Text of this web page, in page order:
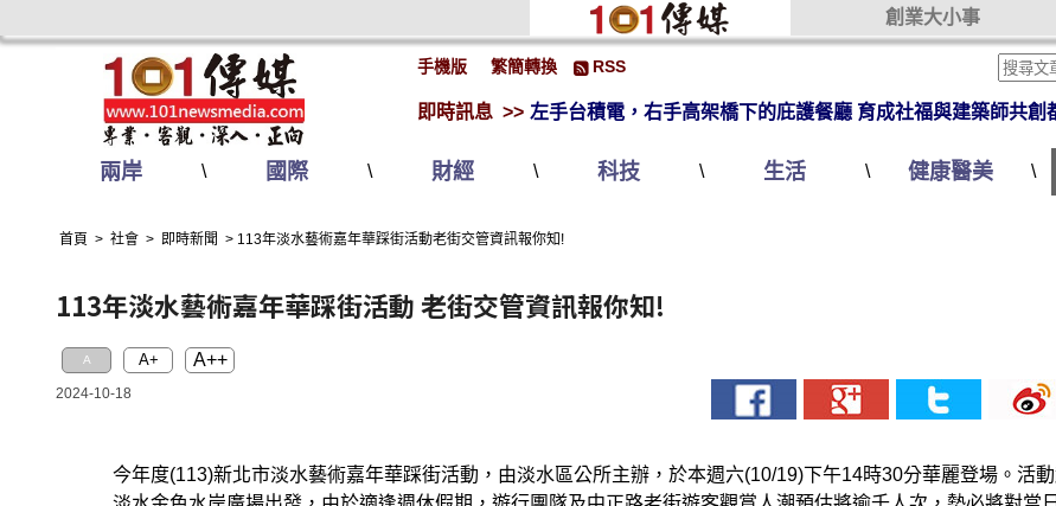
創業大小事
手機版 繁簡轉換 RSS
即時訊息 >> 左手台積電，右手高架橋下的庇護餐廳 育成社福與建築師共
兩岸 \ 國際 \ 財經 \ 科技 \ 生活 \ 健康醫美 \
首頁 > 社會 > 即時新聞 > 113年淡水藝術嘉年華踩街活動老街交管資訊報你知!
113年淡水藝術嘉年華踩街活動 老街交管資訊報你知!
A A+ A++
2024-10-18
今年度(113)新北市淡水藝術嘉年華踩街活動，由淡水區公所主辦，於本週六(10/19)下午14時30分華麗登場。活動